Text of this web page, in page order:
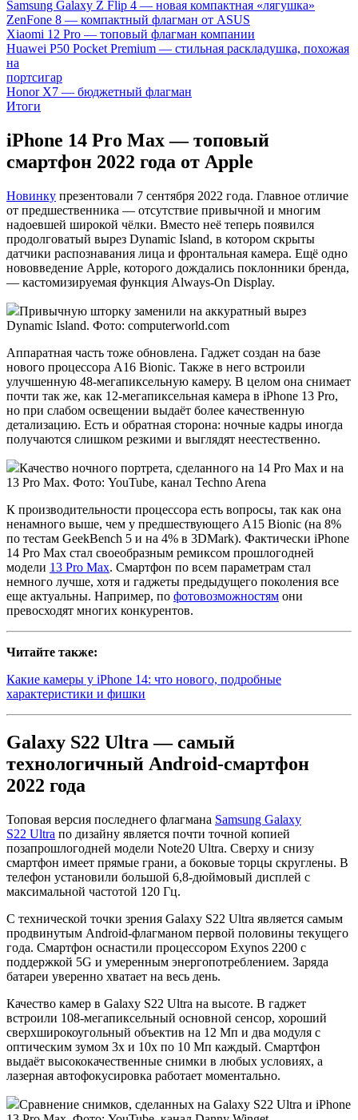
Samsung Galaxy Z Flip 4 — новая компактная «лягушка»
ZenFone 8 — компактный флагман от ASUS
Xiaomi 12 Pro — топовый флагман компании
Huawei P50 Pocket Premium — стильная раскладушка, похожая
на
портсигар
Honor X7 — бюджетный флагман
Итоги
iPhone 14 Pro Max — топовый
смартфон 2022 года от Apple
Новинку презентовали 7 сентября 2022 года. Главное отличие
от предшественника — отсутствие привычной и многим
надоевшей широкой чёлки. Вместо неё теперь появился
продолговатый вырез Dynamic Island, в котором скрыты
датчики распознавания лица и фронтальная камера. Ещё одно
нововведение Apple, которого дождались поклонники бренда,
— кастомизируемая функция Always-On Display.
Привычную шторку заменили на аккуратный вырез
Dynamic Island. Фото: computerworld.com
Аппаратная часть тоже обновлена. Гаджет создан на базе
нового процессора A16 Bionic. Также в него встроили
улучшенную 48-мегапиксельную камеру. В целом она снимает
почти так же, как 12-мегапиксельная камера в iPhone 13 Pro,
но при слабом освещении выдаёт более качественную
детализацию. Есть и обратная сторона: ночные кадры иногда
получаются слишком резкими и выглядят неестественно.
Качество ночного портрета, сделанного на 14 Pro Max и на
13 Pro Max. Фото: YouTube, канал Techno Arena
К производительности процессора есть вопросы, так как она
ненамного выше, чем у предшествующего A15 Bionic (на 8%
по тестам GeekBench 5 и на 4% в 3DMark). Фактически iPhone
14 Pro Max стал своеобразным ремиксом прошлогодней
модели 13 Pro Max. Смартфон по всем параметрам стал
немного лучше, хотя и гаджеты предыдущего поколения все
еще актуальны. Например, по фотовозможностям они
превосходят многих конкурентов.
Читайте также:
Какие камеры у iPhone 14: что нового, подробные
характеристики и фишки
Galaxy S22 Ultra — самый
технологичный Android-смартфон
2022 года
Топовая версия последнего флагмана Samsung Galaxy
S22 Ultra по дизайну является почти точной копией
позапрошлогодней модели Note20 Ultra. Сверху и снизу
смартфон имеет прямые грани, а боковые торцы скруглены. В
телефон установили большой 6,8-дюймовый дисплей с
максимальной частотой 120 Гц.
С технической точки зрения Galaxy S22 Ultra является самым
продвинутым Android-флагманом первой половины текущего
года. Смартфон оснастили процессором Exynos 2200 с
поддержкой 5G и умеренным энергопотреблением. Заряда
батареи уверенно хватает на весь день.
Качество камер в Galaxy S22 Ultra на высоте. В гаджет
встроили 108-мегапиксельный основной сенсор, хороший
сверхширокоугольный объектив на 12 Мп и два модуля с
оптическим зумом 3х и 10х по 10 Мп каждый. Смартфон
выдаёт высококачественные снимки в любых условиях, а
лазерная автофокусировка работает моментально.
Сравнение снимков, сделанных на Galaxy S22 Ultra и iPhone